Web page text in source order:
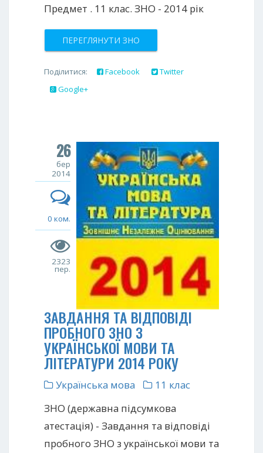
Предмет . 11 клас. ЗНО - 2014 рік
ПЕРЕГЛЯНУТИ ЗНО
Поділитися: Facebook
Twitter
Google+
26
бер
2014
0 ком.
2323
пер.
ЗАВДАННЯ ТА ВІДПОВІДІ
ПРОБНОГО ЗНО З
УКРАЇНСЬКОЇ МОВИ ТА
ЛІТЕРАТУРИ 2014 РОКУ
Українська мова
11 клас
ЗНО (державна підсумкова
атестація) - Завдання та відповіді
пробного ЗНО з української мови та